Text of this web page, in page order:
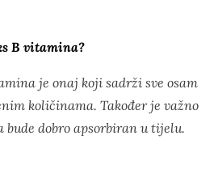
B vitamina?
je onaj koji sadrži sve osam
količinama. Također je važno
bude dobro apsorbiran u tijelu.